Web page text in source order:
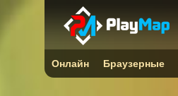
Онлайн Браузерные